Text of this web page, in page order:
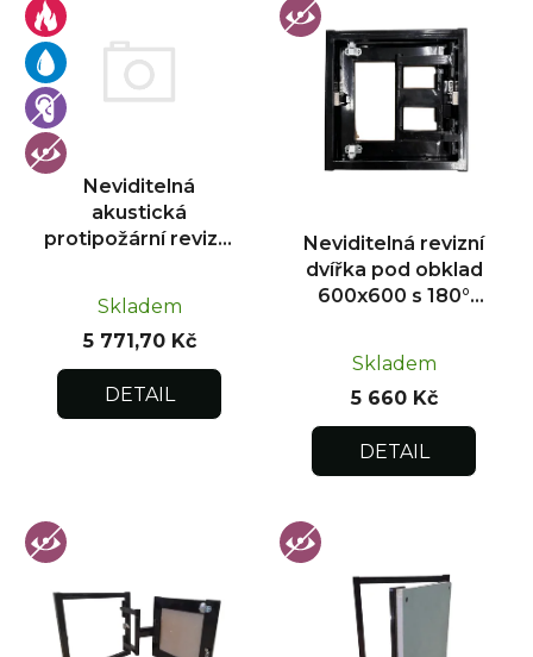
ý
p
s
p
Neviditelná
akustická
protipožární revizní
Skladem
5 771,70 Kč
DETAIL
Neviditelná revizní
dvířka pod obklad
600x600 s 180°
Skladem
5 660 Kč
DETAIL